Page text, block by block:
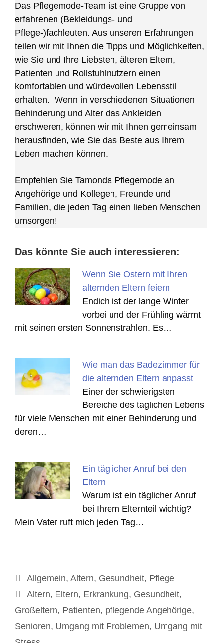
Das Pflegemode-Team ist eine Gruppe von
erfahrenen (Bekleidungs- und
Pflege-)fachleuten. Aus unseren Erfahrungen
teilen wir mit Ihnen die Tipps und Möglichkeiten,
wie Sie und Ihre Liebsten, älteren Eltern,
Patienten und Rollstuhlnutzern einen
komfortablen und würdevollen Lebensstil
erhalten. Wenn in verschiedenen Situationen
Behinderung und Alter das Ankleiden
erschweren, können wir mit Ihnen gemeinsam
herausfinden, wie Sie das Beste aus Ihrem
Leben machen können.
Empfehlen Sie Tamonda Pflegemode an
Angehörige und Kollegen, Freunde und
Familien, die jeden Tag einen lieben Menschen
umsorgen!
Das könnte Sie auch interessieren:
Wenn Sie Ostern mit Ihren
alternden Eltern feiern
Endich ist der lange Winter
vorbei und der Frühling wärmt
mit seinen ersten Sonnenstrahlen. Es…
Wie man das Badezimmer für
die alternden Eltern anpasst
Einer der schwierigsten
Bereiche des täglichen Lebens
für viele Menschen mit einer Behinderung und
deren…
Ein täglicher Anruf bei den
Eltern
Warum ist ein täglicher Anruf
bei Ihrem Elternteil wichtig?
Mein Vater ruft mich jeden Tag…
Kategorien
Allgemein, Altern, Gesundheit, Pflege
Schlagwörter
Altern, Eltern, Erkrankung, Gesundheit,
Großeltern, Patienten, pflegende Angehörige,
Senioren, Umgang mit Problemen, Umgang mit